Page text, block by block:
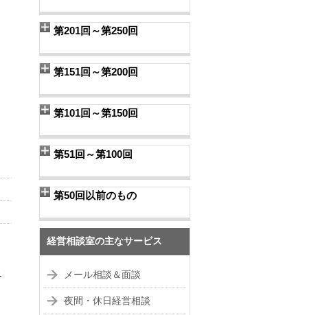
第201回～第250回
第151回～第200回
第101回～第150回
第51回～第100回
第50回以前のもの
経営相談室の主なサービス
メール相談＆面談
夜間・休日経営相談